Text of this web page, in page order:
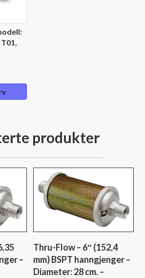
produkter
–
Thru-Flow – 6″ (152,4
mm) BSPT hanngjenger –
Diameter: 28 cm. –